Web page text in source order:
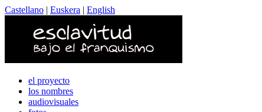
Castellano | Euskera | English
el proyecto
los nombres
audiovisuales